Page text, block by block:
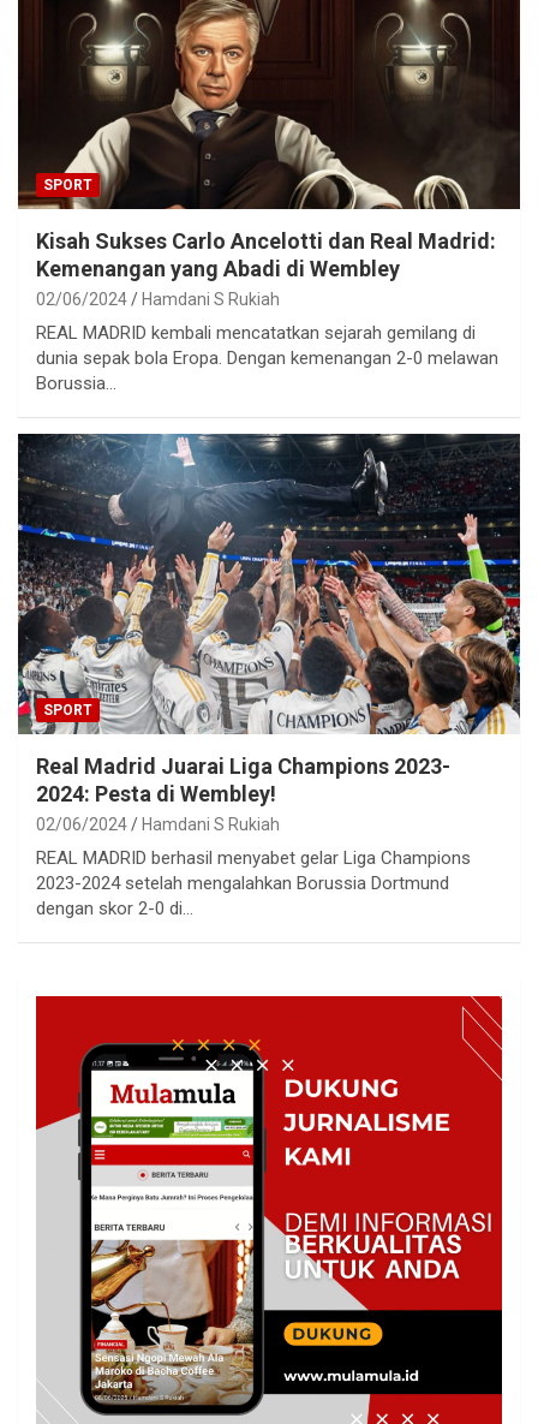
SPORT
Kisah Sukses Carlo Ancelotti dan Real Madrid:
Kemenangan yang Abadi di Wembley
02/06/2024 Hamdani S Rukiah
REAL MADRID kembali mencatatkan sejarah gemilang di
dunia sepak bola Eropa. Dengan kemenangan 2-0 melawan
Borussia…
SPORT
Real Madrid Juarai Liga Champions 2023-
2024: Pesta di Wembley!
02/06/2024 Hamdani S Rukiah
REAL MADRID berhasil menyabet gelar Liga Champions
2023-2024 setelah mengalahkan Borussia Dortmund
dengan skor 2-0 di…